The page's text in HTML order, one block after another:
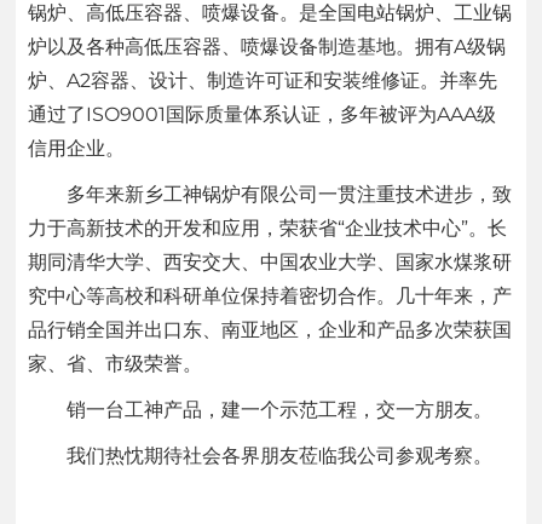
锅炉、高低压容器、喷爆设备。是全国电站锅炉、工业锅
炉以及各种高低压容器、喷爆设备制造基地。拥有A级锅
炉、A2容器、设计、制造许可证和安装维修证。并率先
通过了ISO9001国际质量体系认证，多年被评为AAA级
信用企业。
多年来新乡工神锅炉有限公司一贯注重技术进步，致
力于高新技术的开发和应用，荣获省“企业技术中心”。长
期同清华大学、西安交大、中国农业大学、国家水煤浆研
究中心等高校和科研单位保持着密切合作。几十年来，产
品行销全国并出口东、南亚地区，企业和产品多次荣获国
家、省、市级荣誉。
销一台工神产品，建一个示范工程，交一方朋友。
我们热忱期待社会各界朋友莅临我公司参观考察。